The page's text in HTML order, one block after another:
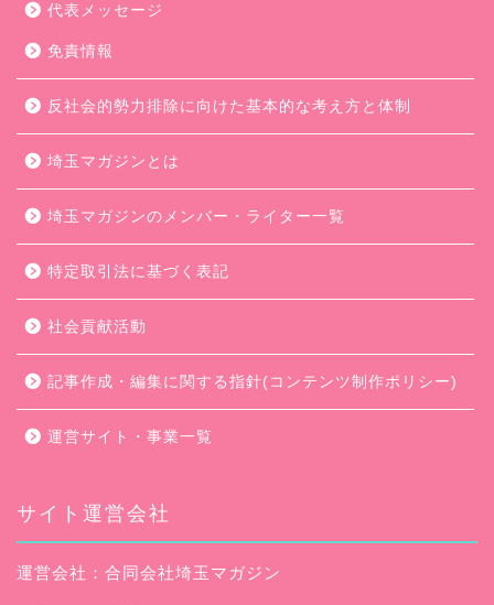
代表メッセージ
免責情報
反社会的勢力排除に向けた基本的な考え方と体制
埼玉マガジンとは
埼玉マガジンのメンバー・ライター一覧
特定取引法に基づく表記
社会貢献活動
記事作成・編集に関する指針(コンテンツ制作ポリシー)
運営サイト・事業一覧
サイト運営会社
運営会社：合同会社埼玉マガジン